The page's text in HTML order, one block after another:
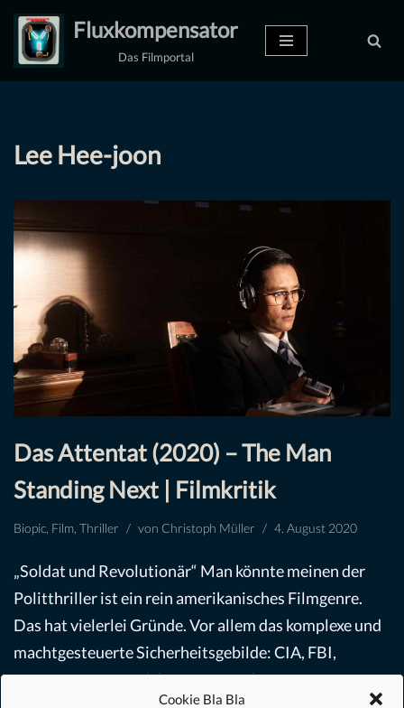
Cookie Bla Bla
Zum
Inhalt
Fluxkompensator
Das Filmportal
Lee Hee-joon
Das Attentat (2020) – The Man
Standing Next | Filmkritik
Biopic Film Thriller von Christoph Müller 4. August 2020
„Soldat und Revolutionär“ Man könnte meinen der
Politthriller ist ein rein amerikanisches Filmgenre.
Das hat vielerlei Gründe. Vor allem das komplexe und
machtgesteuerte Sicherheitsgebilde: CIA, FBI,
Secrets Service und dann…Weiterlesen »